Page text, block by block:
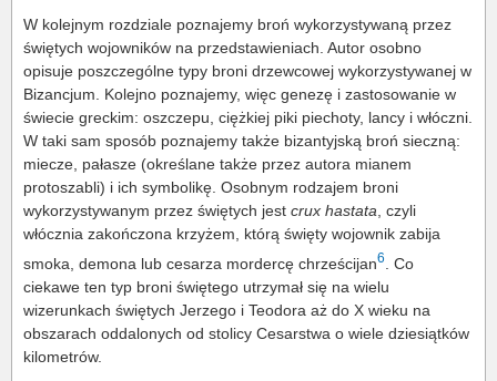
W kolejnym rozdziale poznajemy broń wykorzystywaną przez
świętych wojowników na przedstawieniach. Autor osobno
opisuje poszczególne typy broni drzewcowej wykorzystywanej w
Bizancjum. Kolejno poznajemy, więc genezę i zastosowanie w
świecie greckim: oszczepu, ciężkiej piki piechoty, lancy i włóczni.
W taki sam sposób poznajemy także bizantyjską broń sieczną:
miecze, pałasze (określane także przez autora mianem
protoszabli) i ich symbolikę. Osobnym rodzajem broni
wykorzystywanym przez świętych jest crux hastata, czyli
włócznia zakończona krzyżem, którą święty wojownik zabija
smoka, demona lub cesarza mordercę chrześcijan6
. Co
ciekawe ten typ broni świętego utrzymał się na wielu
wizerunkach świętych Jerzego i Teodora aż do X wieku na
obszarach oddalonych od stolicy Cesarstwa o wiele dziesiątków
kilometrów.